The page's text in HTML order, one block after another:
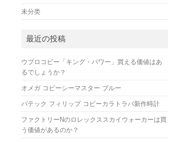
未分类
最近の投稿
ウブロコピー「キング・パワー」買える価値はあ
るでしょうか？
オメガ コピーシーマスター ブルー
パテック フィリップ コピーカラトラバ新作時計
ファクトリーNのロレックススカイウォーカーは買
う価値があるのか？